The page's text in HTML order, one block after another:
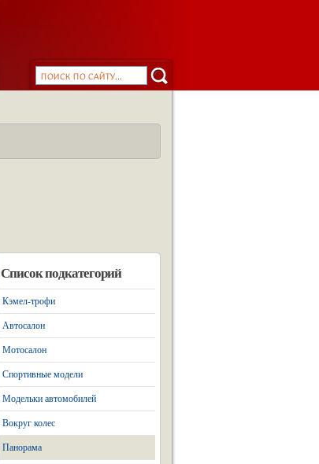
Список подкатегорий
Кэмел-трофи
Автосалон
Мотосалон
Спортивные модели
Модельки автомобилей
Вокруг колес
Панорама